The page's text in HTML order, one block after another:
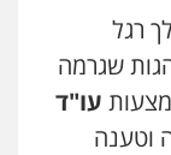
רגל
שגרמה
עו"ד
וטענה